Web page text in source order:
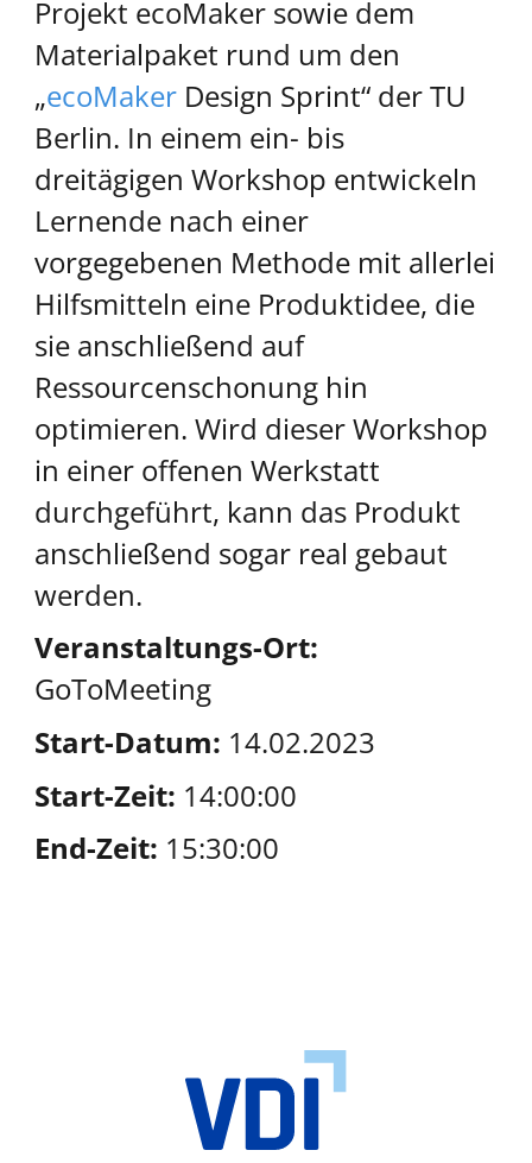
Projekt ecoMaker sowie dem
Materialpaket rund um den
„ecoMakerDesign Sprint“ der TU
Berlin. In einem ein- bis
dreitägigen Workshop entwickeln
Lernende nach einer
vorgegebenen Methode mit allerlei
Hilfsmitteln eine Produktidee, die
sie anschließend auf
Ressourcenschonung hin
optimieren. Wird dieser Workshop
in einer offenen Werkstatt
durchgeführt, kann das Produkt
anschließend sogar real gebaut
werden.
Veranstaltungs-Ort:
GoToMeeting
Start-Datum: 14.02.2023
Start-Zeit: 14:00:00
End-Zeit: 15:30:00